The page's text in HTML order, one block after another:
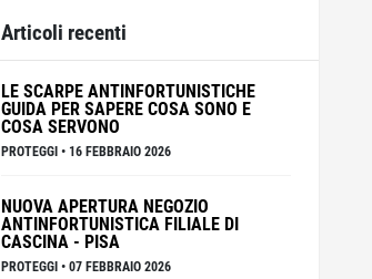
Articoli recenti
LE SCARPE ANTINFORTUNISTICHE
GUIDA PER SAPERE COSA SONO E
COSA SERVONO
PROTEGGI • 16 FEBBRAIO 2026
NUOVA APERTURA NEGOZIO
ANTINFORTUNISTICA FILIALE DI
CASCINA - PISA
PROTEGGI • 07 FEBBRAIO 2026